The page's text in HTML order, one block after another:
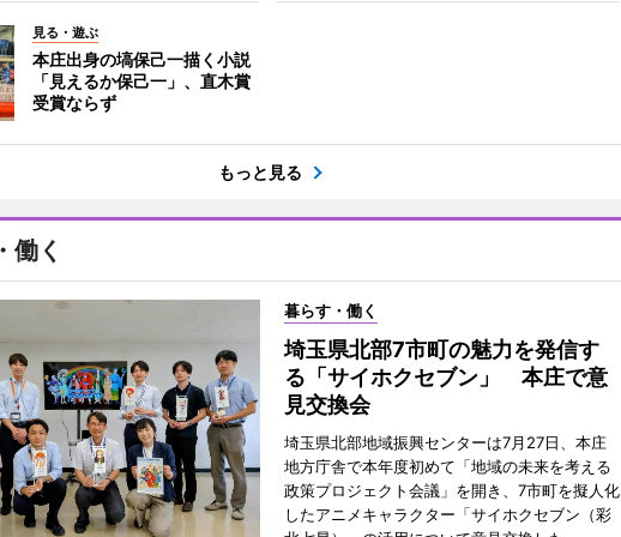
見る・遊ぶ
本庄出身の塙保己一描く小説
「見えるか保己一」、直木賞
受賞ならず
もっと見る
働く
暮らす・働く
埼玉県北部7市町の魅力を発信す
る「サイホクセブン」 本庄で意
見交換会
埼玉県北部地域振興センターは7月27日、本庄
地方庁舎で本年度初めて「地域の未来を考える
政策プロジェクト会議」を開き、7市町を擬人化
したアニメキャラクター「サイホクセブン（彩